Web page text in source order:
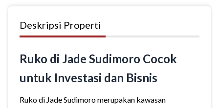
Deskripsi Properti
Ruko di Jade Sudimoro Cocok
untuk Investasi dan Bisnis
Ruko di Jade Sudimoro merupakan kawasan